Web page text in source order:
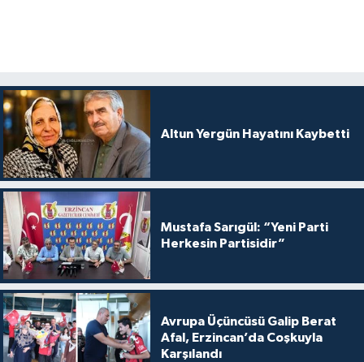
Altun Yergün Hayatını Kaybetti
Mustafa Sarıgül: “Yeni Parti
Herkesin Partisidir”
Avrupa Üçüncüsü Galip Berat
Afal, Erzincan’da Coşkuyla
Karşılandı